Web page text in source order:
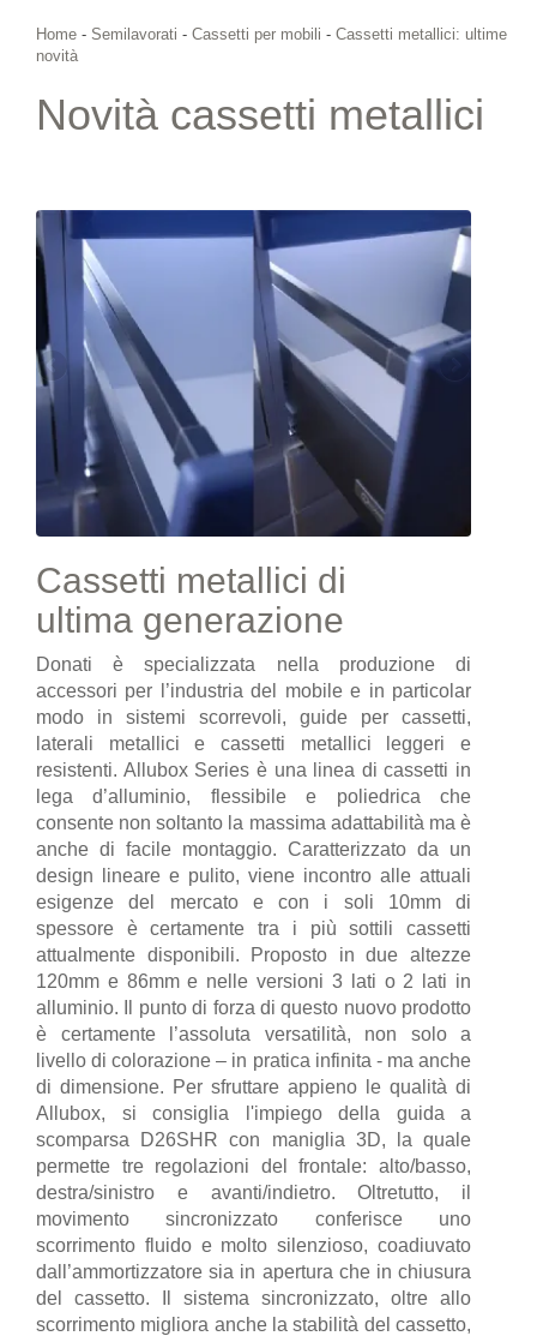
Home - Semilavorati - Cassetti per mobili - Cassetti metallici: ultime
novità
Novità cassetti metallici
Cassetti metallici di
ultima generazione
Donati è specializzata nella produzione di
accessori per l’industria del mobile e in particolar
modo in sistemi scorrevoli, guide per cassetti,
laterali metallici e cassetti metallici leggeri e
resistenti. Allubox Series è una linea di cassetti in
lega d’alluminio, flessibile e poliedrica che
consente non soltanto la massima adattabilità ma è
anche di facile montaggio. Caratterizzato da un
design lineare e pulito, viene incontro alle attuali
esigenze del mercato e con i soli 10mm di
spessore è certamente tra i più sottili cassetti
attualmente disponibili. Proposto in due altezze
120mm e 86mm e nelle versioni 3 lati o 2 lati in
alluminio. Il punto di forza di questo nuovo prodotto
è certamente l’assoluta versatilità, non solo a
livello di colorazione – in pratica infinita - ma anche
di dimensione. Per sfruttare appieno le qualità di
Allubox, si consiglia l'impiego della guida a
scomparsa D26SHR con maniglia 3D, la quale
permette tre regolazioni del frontale: alto/basso,
destra/sinistro e avanti/indietro. Oltretutto, il
movimento sincronizzato conferisce uno
scorrimento fluido e molto silenzioso, coadiuvato
dall’ammortizzatore sia in apertura che in chiusura
del cassetto. Il sistema sincronizzato, oltre allo
scorrimento migliora anche la stabilità del cassetto,